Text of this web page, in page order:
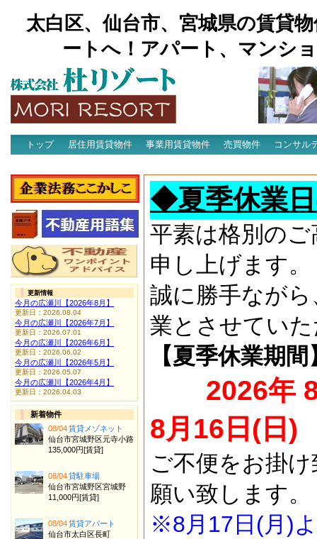
太白区、仙台市、宮城県の賃貸
ートへ！アパート、マンシ
トップ 居住用賃貸物件 事業用賃貸物件 売買物件
コンサル
◆夏季休業
平素は格別の
申し上げます。
誠に勝手なが
業とさせてい
【夏季休業期間
2026年
8月16日(日)
ご不便をお掛
願い致します。
※8月17日(月)
更新情報
今月の広瀬川【2026年8月】
更新日：2026.08.04
今月の広瀬川【2026年7月】
更新日：2026.07.01
今月の広瀬川【2026年6月】
更新日：2026.06.02
今月の広瀬川【2026年5月】
更新日：2026.05.07
今月の広瀬川【2026年4月】
更新日：2026.04.03
新着物件
08/04賃貸メゾネット
仙台市宮城野区元寺小路
135,000円[賃貸]
08/04貸駐車場
仙台市宮城野区宮城野
11,000円[賃貸]
08/04賃貸アパート
仙台市太白区長町